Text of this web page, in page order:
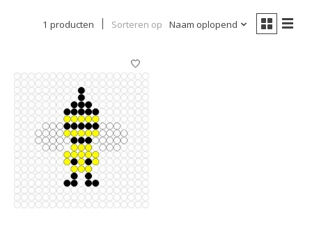
1 producten Sorteren op Naam oplopend